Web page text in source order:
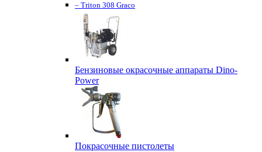
– Triton 308 Graco
Бензиновые окрасочные аппараты Dino-
Power
Покрасочные пистолеты